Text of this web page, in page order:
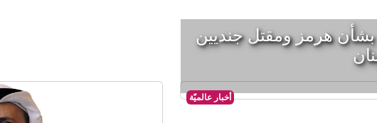
أخبار عالميّة
هرمز ومقتل جنديين